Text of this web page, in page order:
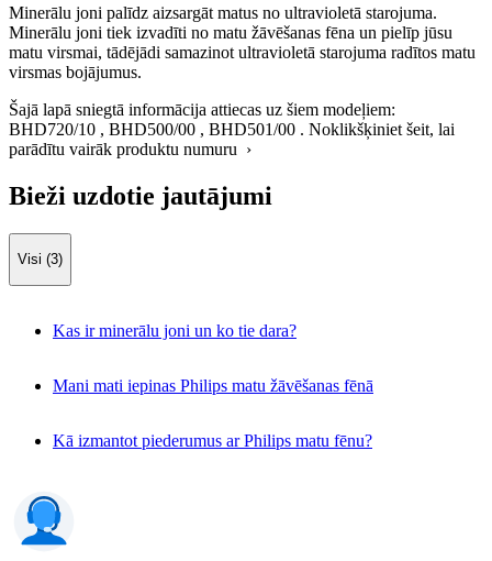
Minerālu joni palīdz aizsargāt matus no ultravioletā starojuma.
Minerālu joni tiek izvadīti no matu žāvēšanas fēna un pielīp jūsu
matu virsmai, tādējādi samazinot ultravioletā starojuma radītos matu
virsmas bojājumus.
Šajā lapā sniegtā informācija attiecas uz šiem modeļiem:
BHD720/10 , BHD500/00 , BHD501/00 . Noklikšķiniet šeit, lai
parādītu vairāk produktu numuru ›
Bieži uzdotie jautājumi
Visi (3)
Kas ir minerālu joni un ko tie dara?
Mani mati iepinas Philips matu žāvēšanas fēnā
Kā izmantot piederumus ar Philips matu fēnu?